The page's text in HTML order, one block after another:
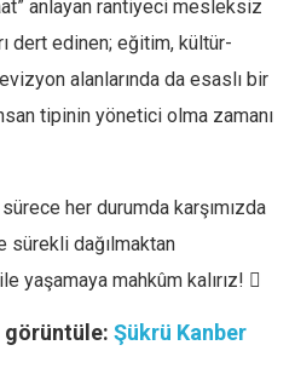
anlayan rantiyeci mesleksiz
dert edinen; eğitim, kültür-
alanlarında da esaslı bir
tipinin yönetici olma zamanı
sürece her durumda karşımızda
sürekli dağılmaktan
yaşamaya mahkûm kalırız! 
görüntüle: Şükrü Kanber